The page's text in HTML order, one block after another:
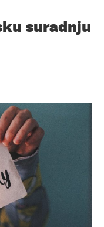
suradnju